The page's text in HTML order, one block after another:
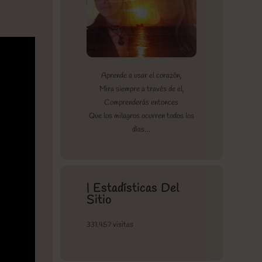
Aprende a usar el corazón,
Mira siempre a través de el,
Comprenderás entonces
Que los milagros ocurren todos los
días…
| Estadísticas Del
Sitio
331.457 visitas